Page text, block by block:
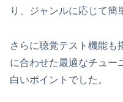
り、ジャンルに応じて簡
さらに聴覚テスト機能も
に合わせた最適なチュー
白いポイントでした。